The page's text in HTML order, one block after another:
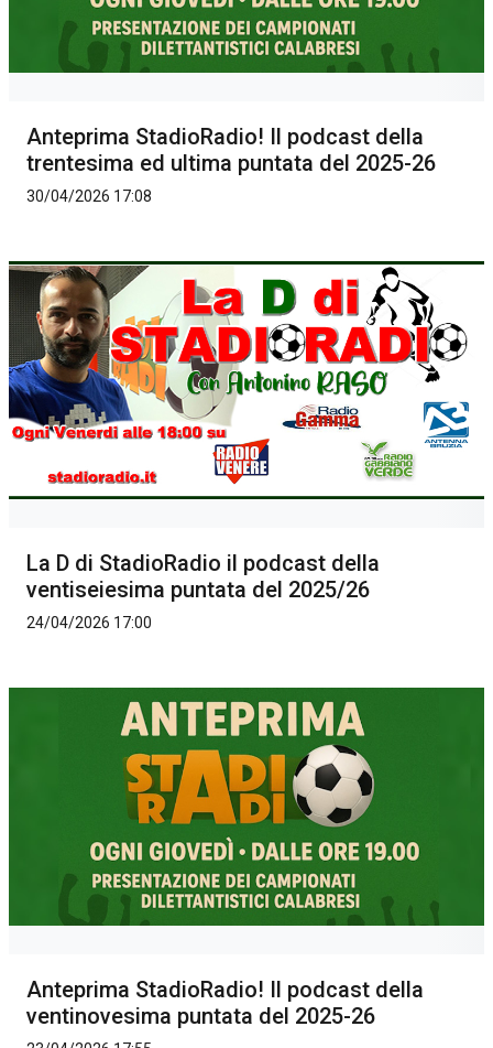
Anteprima StadioRadio! Il podcast della
trentesima ed ultima puntata del 2025-26
30/04/2026 17:08
La D di StadioRadio il podcast della
ventiseiesima puntata del 2025/26
24/04/2026 17:00
Anteprima StadioRadio! Il podcast della
ventinovesima puntata del 2025-26